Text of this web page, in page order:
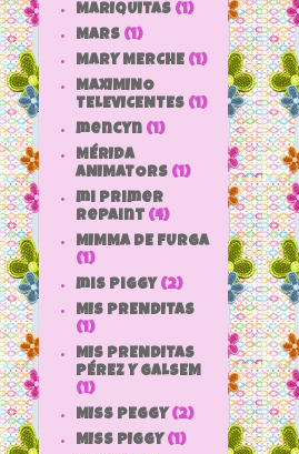
MARIQUITAS (1)
MARS (1)
MARY MERCHE (1)
MAXIMINO
TELEVICENTES (1)
mencyn (1)
MÉRIDA
ANIMATORS (1)
mi primer
repaint (4)
MIMMA DE FURGA
(1)
mis piggy (2)
MIS PRENDITAS
(1)
MIS PRENDITAS
PÉREZ Y GALSEM
(1)
MISS PEGGY (2)
MISS PIGGY (1)